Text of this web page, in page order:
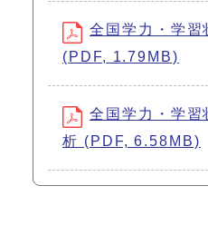
全国学力・学習
(PDF, 1.79MB)
全国学力・学習
析 (PDF, 6.58MB)